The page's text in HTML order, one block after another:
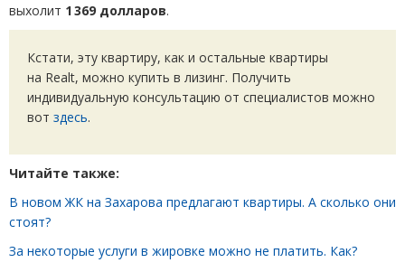
выхолит 1 369 долларов.
Кстати, эту квартиру, как и остальные квартиры
на Realt, можно купить в лизинг. Получить
индивидуальную консультацию от специалистов можно
вот здесь.
Читайте также:
В новом ЖК на Захарова предлагают квартиры. А сколько они
стоят?
За некоторые услуги в жировке можно не платить. Как?